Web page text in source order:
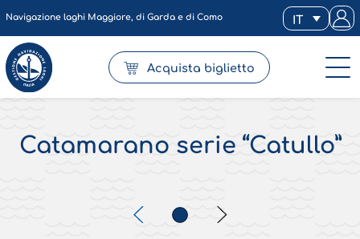
Navigazione laghi Maggiore, di Garda e di Como IT
Acquista biglietto
Catamarano serie “Catullo”